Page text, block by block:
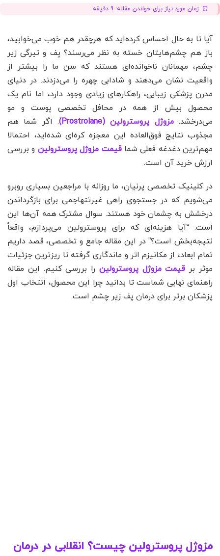
زمان مورد نیاز برای خواندن مقاله: 9 دقیقه
آیا تا به حال احساس کرده‌اید که هرچقدر هم خوب می‌خوابید،
باز هم چشم‌هایتان خسته به نظر می‌رسند؟ پف و تیرگی زیر
چشم، مهمانان ناخوانده‌ای هستند که سن ما را بیشتر از
واقعیت نشان می‌دهند و شادابی چهره را می‌دزدند. در دنیای
مدرن پزشکی زیبایی، راهکارهای زیادی وجود دارد، اما نام یک
محصول بیش از همه در محافل تخصصی پوست و مو
می‌درخشد:مزوژل پروسترولین (Prostrolane)
. اگر شما هم
مجذوب نتایج فوق‌العاده این معجزه کره‌ای شده‌اید، احتمالا
مهم‌ترین دغدغه فعلی شماقیمت مزوژل پروسترولین و بررسی
ارزش خرید آن است.
در کلینیک تخصصی پرنیان، ما روزانه با مراجعین بسیاری روبرو
می‌شویم که در جستجوی راهی غیرتتهاجمی برای بازگرداندن
درخشش به چشمان خود هستند. سوال مشترک همه آن‌ها این
است: “آیا هزینه‌ای که برای پروسترولین می‌پردازم، واقعاً
نتیجه‌بخش است؟” در این مقاله جامع و تخصصی، قصد داریم
تمام ابعاد، از مکانیزم اثر و ماندگاری گرفته تا ریزترین جزئیات
موثر بر قیمت مزوژل پروسترولین را بررسی کنیم. این مقاله
راهنمای نهایی شماست تا بدانید چرا این محصول، انتخاب اول
پزشکان برتر برای درمان پف زیر چشم است.
مزوژل پروسترولین چیست؟ انقلابی در درمان